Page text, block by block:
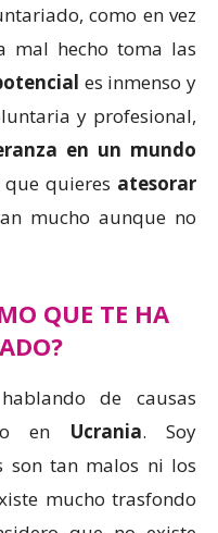
como en vez
mal hecho toma las
es inmenso y
y profesional,
en un mundo
que quieres atesorar
mucho aunque no
QUE TE HA
de causas
en Ucrania. Soy
son tan malos ni los
mucho trasfondo